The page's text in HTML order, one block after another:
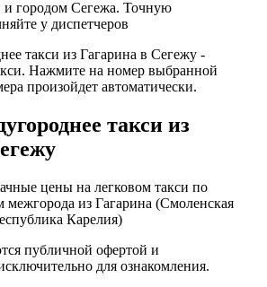
и городом Сегежа. Точную
у диспетчеров
такси из Гагарина в Сегежу -
Нажмите на номер выбранной
произойдет автоматически.
такси из
цены на легковом такси по
из Гагарина (Смоленская
Карелия)
публичной офертой и
для ознакомления.